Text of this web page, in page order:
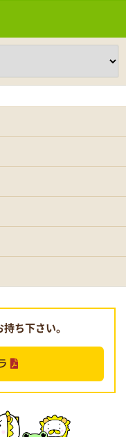
ち下さい。